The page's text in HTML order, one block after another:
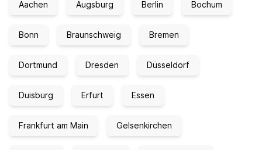
Aachen Augsburg Berlin Bochum
Bonn Braunschweig Bremen
Dortmund Dresden Düsseldorf
Duisburg Erfurt Essen
Frankfurt am Main Gelsenkirchen